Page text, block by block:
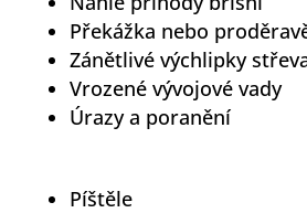
Překážka nebo
Zánětlivé výchlipky
Vrozené vývojové vady
Úrazy a poranění
Píštěle